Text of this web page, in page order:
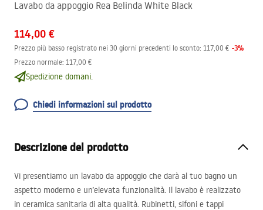
Lavabo da appoggio Rea Belinda White Black
114,00 €
Prezzo più basso registrato nei 30 giorni precedenti lo sconto: 117,00 € -3%
Prezzo normale: 117,00 €
Spedizione domani.
Chiedi informazioni sul prodotto
Descrizione del prodotto
Vi presentiamo un lavabo da appoggio che darà al tuo bagno un
aspetto moderno e un’elevata funzionalità. Il lavabo è realizzato
in ceramica sanitaria di alta qualità. Rubinetti, sifoni e tappi